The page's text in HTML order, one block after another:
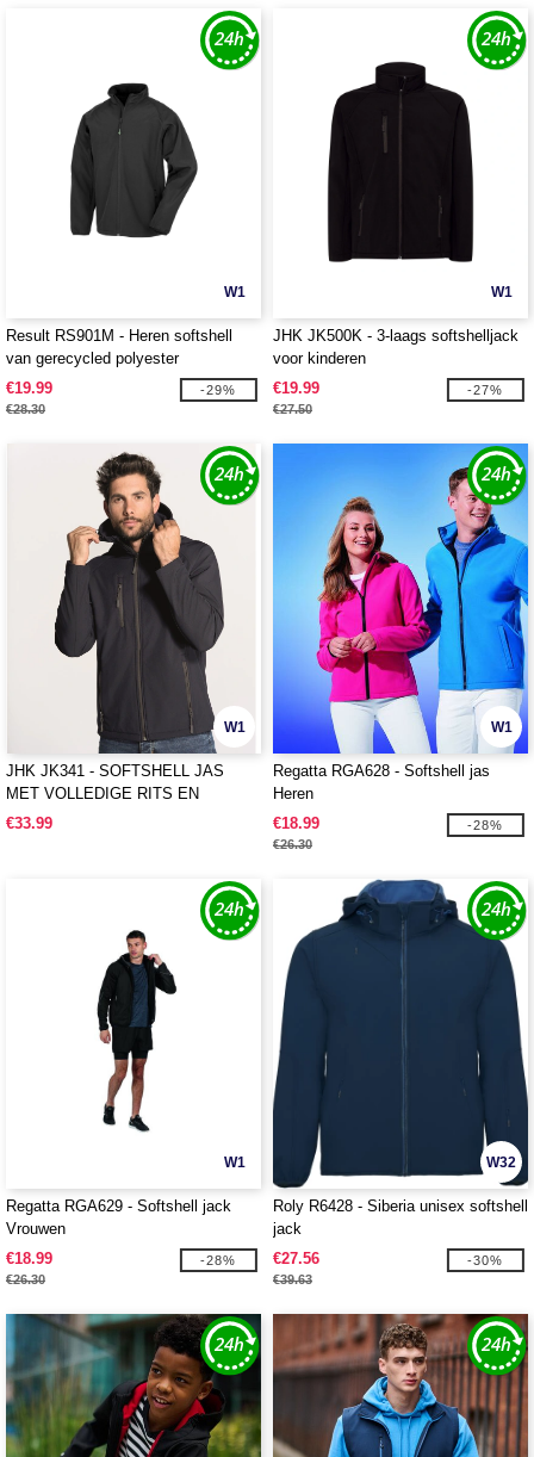
W1
Result RS901M - Heren softshell
van gerecycled polyester
€19.99
€28.30
-29%
W1
JHK JK500K - 3-laags softshelljack
voor kinderen
€19.99
€27.50
-27%
W1
JHK JK341 - SOFTSHELL JAS
MET VOLLEDIGE RITS EN
CAPUCHON
€33.99
W1
Regatta RGA628 - Softshell jas
Heren
€18.99
€26.30
-28%
W1
Regatta RGA629 - Softshell jack
Vrouwen
€18.99
€26.30
-28%
W32
Roly R6428 - Siberia unisex softshell
jack
€27.56
€39.63
-30%